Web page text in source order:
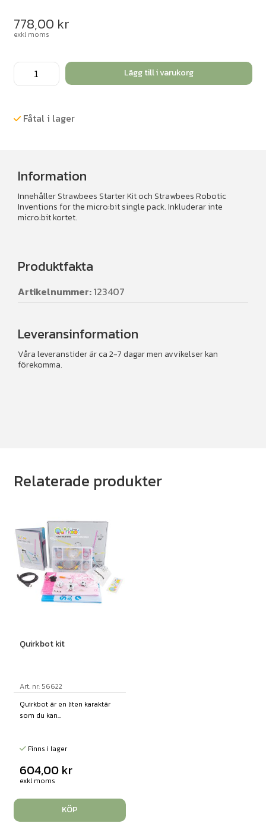
778,00 kr
exkl moms
Strawbees
STEAM
kit
Lägg till i varukorg
Fåtal i lager
Information
Innehåller Strawbees Starter Kit och Strawbees Robotic
Inventions for the micro:bit single pack. Inkluderar inte
micro:bit kortet.
Produktfakta
Artikelnummer:123407
Leveransinformation
Våra leveranstider är ca 2-7 dagar men avvikelser kan
förekomma.
Relaterade produkter
Quirkbot kit
Art. nr: 56622
Quirkbot är en liten karaktär
som du kan...
Finns i lager
604,00 kr
exkl moms
KÖP